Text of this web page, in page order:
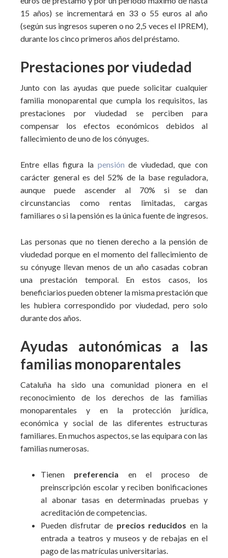
15 años) se incrementará en 33 o 55 euros al año
(según sus ingresos superen o no 2,5 veces el IPREM),
durante los cinco primeros años del préstamo.
Prestaciones por viudedad
Junto con las ayudas que puede solicitar cualquier
familia monoparental que cumpla los requisitos, las
prestaciones por viudedad se perciben para
compensar los efectos económicos debidos al
fallecimiento de uno de los cónyuges.
Entre ellas figura la pensión de viudedad, que con
carácter general es del 52% de la base reguladora,
aunque puede ascender al 70% si se dan
circunstancias como rentas limitadas, cargas
familiares o si la pensión es la única fuente de ingresos.
Las personas que no tienen derecho a la pensión de
viudedad porque en el momento del fallecimiento de
su cónyuge llevan menos de un año casadas cobran
una prestación temporal. En estos casos, los
beneficiarios pueden obtener la misma prestación que
les hubiera correspondido por viudedad, pero solo
durante dos años.
Ayudas autonómicas a las
familias monoparentales
Cataluña ha sido una comunidad pionera en el
reconocimiento de los derechos de las familias
monoparentales y en la protección jurídica,
económica y social de las diferentes estructuras
familiares. En muchos aspectos, se las equipara con las
familias numerosas.
Tienen preferencia en el proceso de
preinscripción escolar y reciben bonificaciones
al abonar tasas en determinadas pruebas y
acreditación de competencias.
Pueden disfrutar de precios reducidos en la
entrada a teatros y museos y de rebajas en el
pago de las matrículas universitarias.